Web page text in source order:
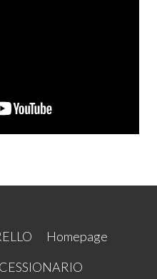
Homepage